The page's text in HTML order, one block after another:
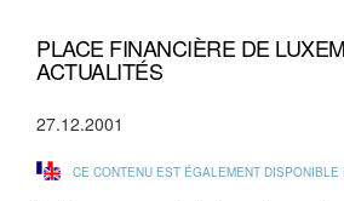
PLACE FINANCIÈRE DE
ACTUALITÉS
27.12.2001
CE CONTENU EST ÉGALEMENT DISPONIBLE